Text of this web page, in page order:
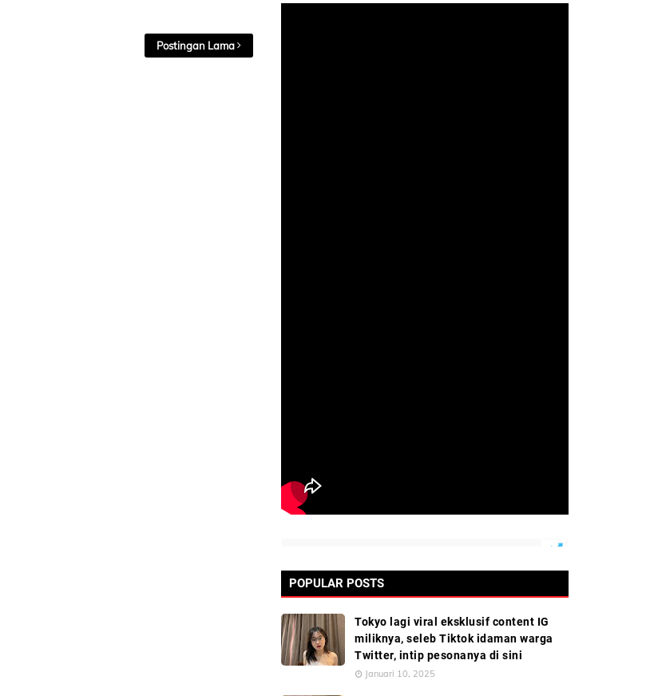
Postingan Lama
POPULAR POSTS
Tokyo lagi viral eksklusif content IG
miliknya, seleb Tiktok idaman warga
Twitter, intip pesonanya di sini
Januari 10, 2025